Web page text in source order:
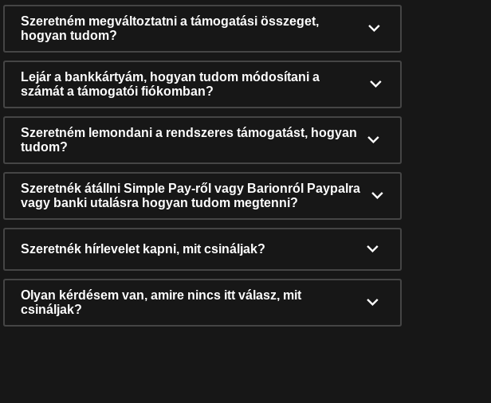
Szeretném megváltoztatni a támogatási összeget,
hogyan tudom?
Lejár a bankkártyám, hogyan tudom módosítani a
számát a támogatói fiókomban?
Szeretném lemondani a rendszeres támogatást, hogyan
tudom?
Szeretnék átállni Simple Pay-ről vagy Barionról Paypalra
vagy banki utalásra hogyan tudom megtenni?
Szeretnék hírlevelet kapni, mit csináljak?
Olyan kérdésem van, amire nincs itt válasz, mit
csináljak?